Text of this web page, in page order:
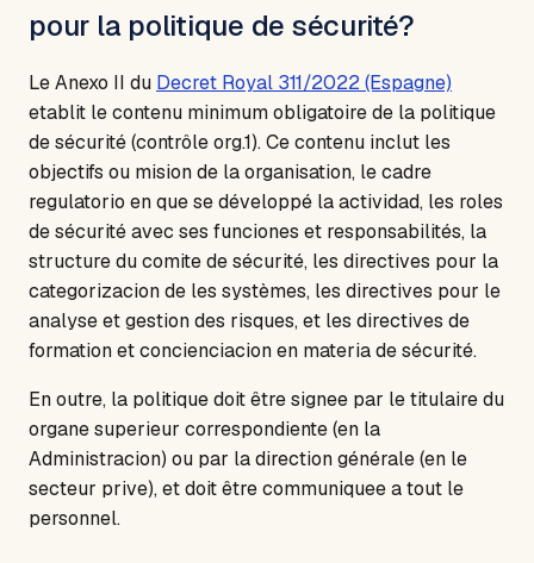
pour la politique de sécurité?
Le Anexo II du Decret Royal 311/2022 (Espagne)
etablit le contenu minimum obligatoire de la politique
de sécurité (contrôle org.1). Ce contenu inclut les
objectifs ou mision de la organisation, le cadre
regulatorio en que se développé la actividad, les roles
de sécurité avec ses funciones et responsabilités, la
structure du comite de sécurité, les directives pour la
categorizacion de les systèmes, les directives pour le
analyse et gestion des risques, et les directives de
formation et concienciacion en materia de sécurité.
En outre, la politique doit être signee par le titulaire du
organe superieur correspondiente (en la
Administracion) ou par la direction générale (en le
secteur prive), et doit être communiquee a tout le
personnel.